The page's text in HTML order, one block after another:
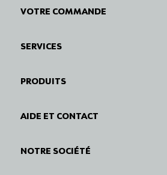
VOTRE COMMANDE
SERVICES
PRODUITS
AIDE ET CONTACT
NOTRE SOCIÉTÉ